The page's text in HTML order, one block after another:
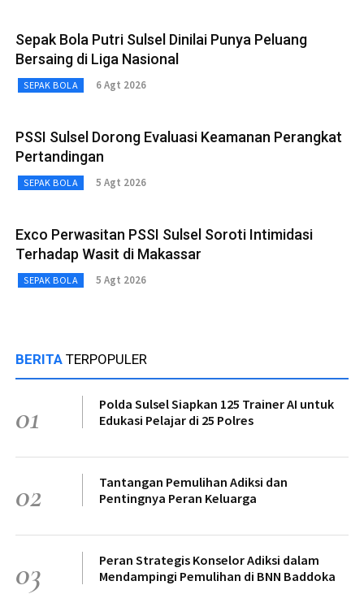
Sepak Bola Putri Sulsel Dinilai Punya Peluang
Bersaing di Liga Nasional
SEPAK BOLA 6 Agt 2026
PSSI Sulsel Dorong Evaluasi Keamanan Perangkat
Pertandingan
SEPAK BOLA 5 Agt 2026
Exco Perwasitan PSSI Sulsel Soroti Intimidasi
Terhadap Wasit di Makassar
SEPAK BOLA 5 Agt 2026
BERITA TERPOPULER
01
Polda Sulsel Siapkan 125 Trainer AI untuk
Edukasi Pelajar di 25 Polres
02
Tantangan Pemulihan Adiksi dan
Pentingnya Peran Keluarga
03
Peran Strategis Konselor Adiksi dalam
Mendampingi Pemulihan di BNN Baddoka